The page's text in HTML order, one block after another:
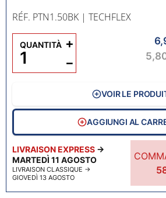
RÉF. PTN1.50BK | TECHFLEX
LIVRAISON EXPRESS →
MARTEDÌ 11 AGOSTO
LIVRAISON CLASSIQUE →
GIOVEDÌ 13 AGOSTO
QUANTITÀ
−
+
VOIR LE
AGGIUNGI AL